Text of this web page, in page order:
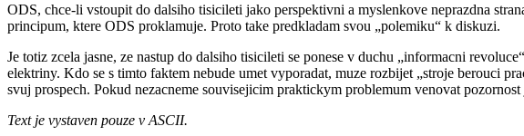
ODS, chce-li vstoupit do dalsiho tisicileti jako perspektivni a myslenkove neprazdna
principum, ktere ODS proklamuje. Proto take predkladam svou „polemiku“ k diskuzi.
Je totiz zcela jasne, ze nastup do dalsiho tisicileti se ponese v duchu „informacni
elektriny. Kdo se s timto faktem nebude umet vyporadat, muze rozbijet „stroje berouci
svuj prospech. Pokud nezacneme souvisejicim praktickym problemum venovat
Text je vystaven pouze v ASCII.